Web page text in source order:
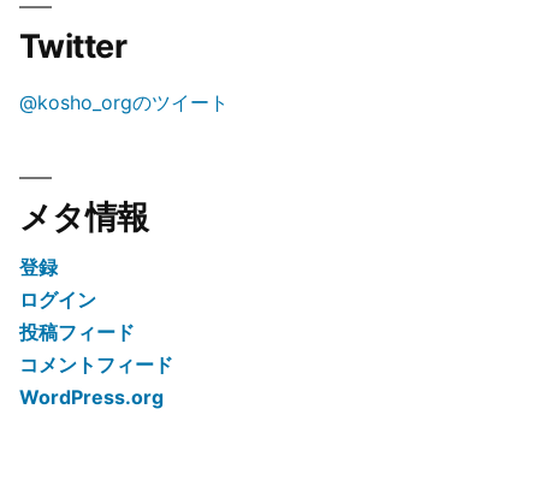
Twitter
@kosho_orgのツイート
メタ情報
登録
ログイン
投稿フィード
コメントフィード
WordPress.org